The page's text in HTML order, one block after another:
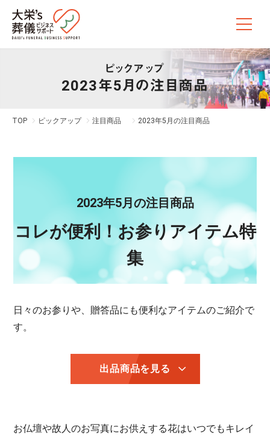
ピックアップ
2023年5月の注目商品
TOP ピックアップ 注目商品 2023年5月の注目商品
2023年5月の注目商品
コレが便利！お参りアイテム特
集
日々のお参りや、贈答品にも便利なアイテムのご紹介で
す。
出品商品を見る
お仏壇や故人のお写真にお供えする花はいつでもキレイ